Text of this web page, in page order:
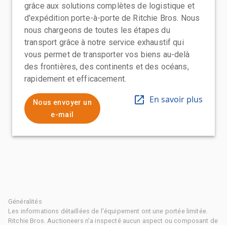
grâce aux solutions complètes de logistique et
d'expédition porte-à-porte de Ritchie Bros. Nous
nous chargeons de toutes les étapes du
transport grâce à notre service exhaustif qui
vous permet de transporter vos biens au-delà
des frontières, des continents et des océans,
rapidement et efficacement.
Nous envoyer un
e-mail
En savoir plus
Généralités
Les informations détaillées de l'équipement ont une portée limitée.
Ritchie Bros. Auctioneers n'a inspecté aucun aspect ou composant de